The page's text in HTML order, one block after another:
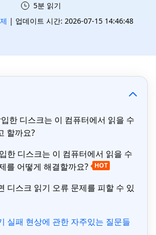
5분 읽기
| 업데이트 시간: 2026-07-15 14:46:48
한 디스크는 이 컴퓨터에서 읽을 수
할까요?
한 디스크는 이 컴퓨터에서 읽을 수
를 어떻게 해결할까요?
HOT
디스크 읽기 오류 문제를 피할 수 있
실패 현상에 관한 자주있는 질문들